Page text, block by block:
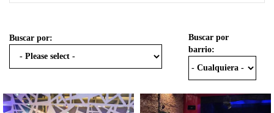
Buscar por
barrio:
Buscar por: